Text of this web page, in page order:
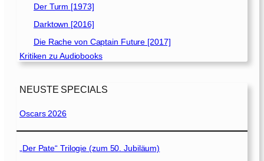
Der Turm [1973]
Darktown [2016]
Die Rache von Captain Future [2017]
Kritiken zu Audiobooks
NEUSTE SPECIALS
Oscars 2026
„Der Pate“ Trilogie (zum 50. Jubiläum)